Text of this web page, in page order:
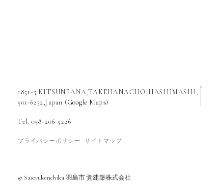
1851-5 KITSUNEANA,TAKEHANACHO,HASHIMASHI,
501-6232,Japan (Google Maps)
Tel. 058-206-5226
プライバシーポリシー サイトマップ
© Satorukenchiku 羽島市 覚建築株式会社